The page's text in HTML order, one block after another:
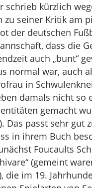
schrieb kürzlich
zu seiner Kritik am
der deutschen
dass die
auch „bunt“
normal war, auch
in
damals nicht so
gemacht
). Das passt sehr gut
in ihrem Buch
Foucaults
(gemeint
die im 19.